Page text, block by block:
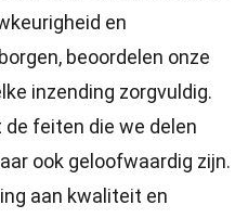
en
beoordelen onze
inzending zorgvuldig.
feiten die we delen
ook geloofwaardig zijn.
aan kwaliteit en